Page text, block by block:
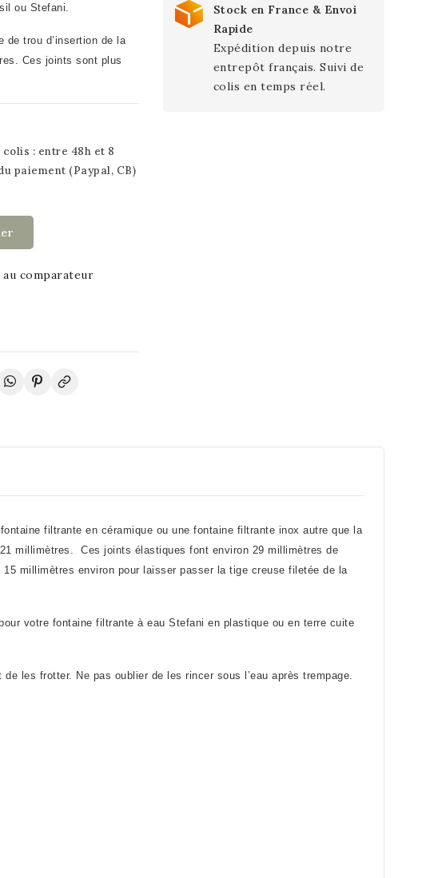
ou Stefani
de trou d’insertion de la
Ces joints sont plus
: entre 48h et 8
paiement (Paypal, CB)
comparateur
Stock en France & Envoi
Rapide
Expédition depuis notre
entrepôt français. Suivi de
colis en temps réel.
filtrante en céramique ou une fontaine filtrante inox autre que la
millimètres. Ces joints élastiques font environ 29 millimètres de
millimètres environ pour laisser passer la tige creuse filetée de la
votre fontaine filtrante à eau Stefani en plastique ou en terre cuite
les frotter. Ne pas oublier de les rincer sous l’eau après trempage.